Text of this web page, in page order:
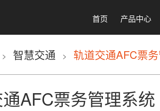
首页 产品中心
> 智慧交通 > 轨道交通AFC票
AFC票务管理系统